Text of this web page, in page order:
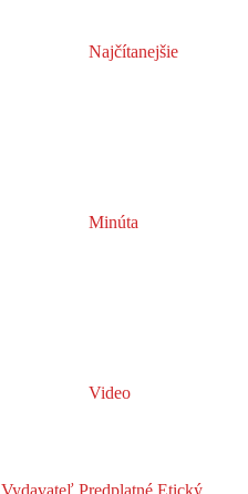
Najčítanejšie
Minúta
Video
Vydavateľ Predplatné Etický